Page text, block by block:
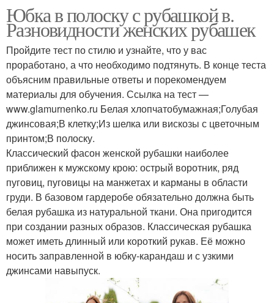
Юбка в полоску с рубашкой в.
Разновидности женских рубашек
Пройдите тест по стилю и узнайте, что у вас
проработано, а что необходимо подтянуть. В конце теста
объясним правильные ответы и порекомендуем
материалы для обучения. Ссылка на тест —
www.glamurnenko.ru Белая хлопчатобумажная;Голубая
джинсовая;В клетку;Из шелка или вискозы с цветочным
принтом;В полоску.
Классический фасон женской рубашки наиболее
приближен к мужскому крою: острый воротник, ряд
пуговиц, пуговицы на манжетах и карманы в области
груди. В базовом гардеробе обязательно должна быть
белая рубашка из натуральной ткани. Она пригодится
при создании разных образов. Классическая рубашка
может иметь длинный или короткий рукав. Её можно
носить заправленной в юбку-карандаш и с узкими
джинсами навыпуск.